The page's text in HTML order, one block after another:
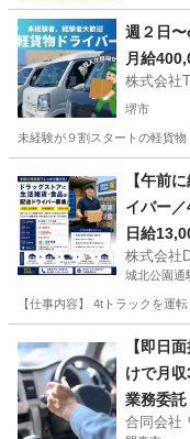
週２日
月給
株式会社
堺市
未経験が９割スタートの軽貨
ドライバー
【午前
イバー
日給
株式会社
城北公園通
【仕事内容】 4tトラックを運
城北公園
【即日
けで月
レンタル
業務委託
合同会社